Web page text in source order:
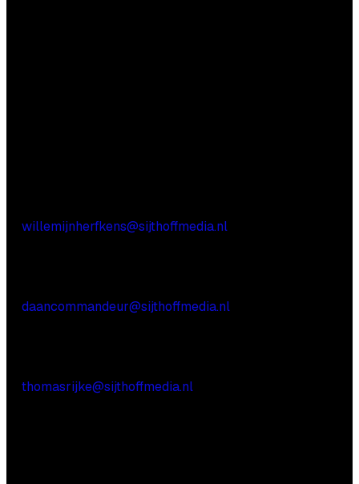
willemijnherfkens@sijthoffmedia.nl
daancommandeur@sijthoffmedia.nl
thomasrijke@sijthoffmedia.nl